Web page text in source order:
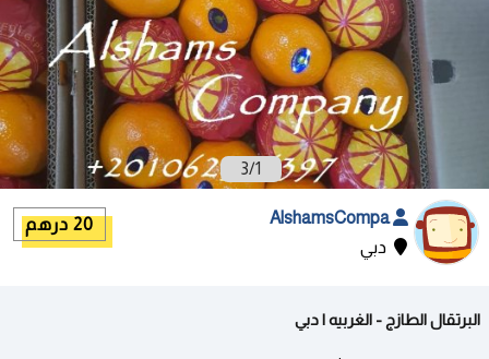
1
/
3
AlshamsCompa
دبي
20 درهم
البرتقال الطازج - الغربيه | دبي